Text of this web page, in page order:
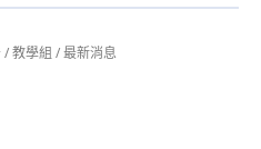
/教學組 /最新消息